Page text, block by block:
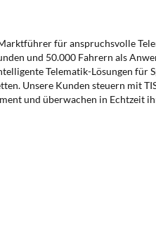
für anspruchsvolle
und 50.000 Fahrern als
Telematik-Lösungen für
Unsere Kunden steuern mit
und überwachen in Echtzeit